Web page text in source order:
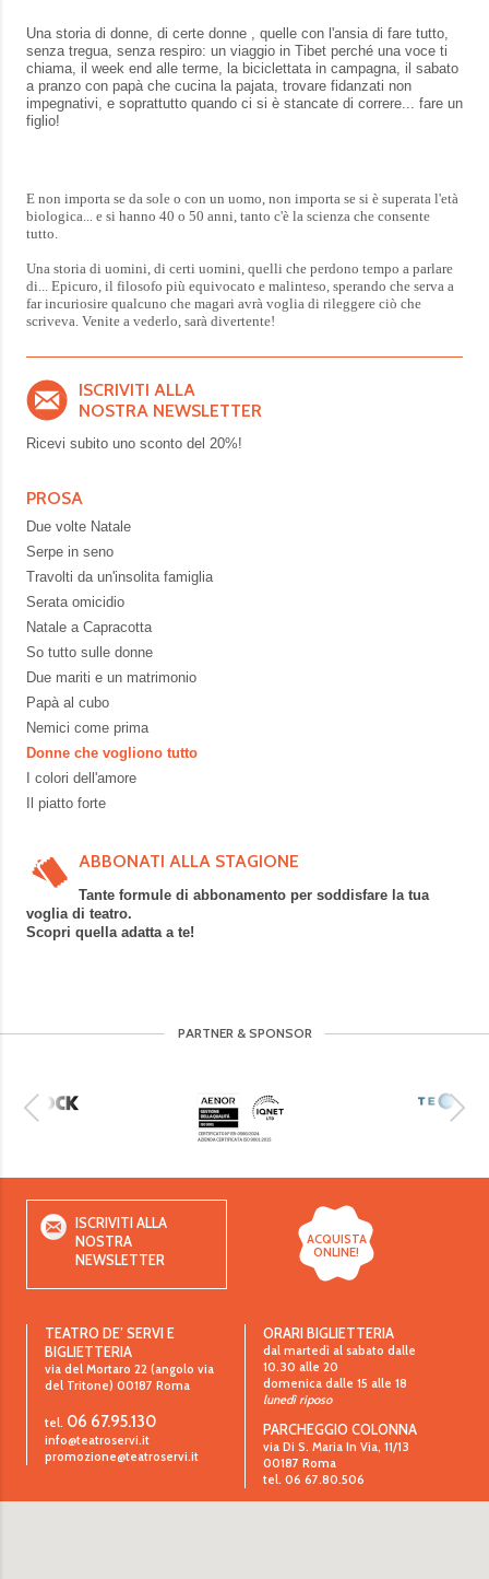
Una storia di donne, di certe donne , quelle con l'ansia di fare tutto,
senza tregua, senza respiro: un viaggio in Tibet perché una voce ti
chiama, il week end alle terme, la biciclettata in campagna, il sabato
a pranzo con papà che cucina la pajata, trovare fidanzati non
impegnativi, e soprattutto quando ci si è stancate di correre... fare un
figlio!
E non importa se da sole o con un uomo, non importa se si è superata l'età
biologica... e si hanno 40 o 50 anni, tanto c'è la scienza che consente
tutto.
Una storia di uomini, di certi uomini, quelli che perdono tempo a parlare
di... Epicuro, il filosofo più equivocato e malinteso, sperando che serva a
far incuriosire qualcuno che magari avrà voglia di rileggere ciò che
scriveva. Venite a vederlo, sarà divertente!
ISCRIVITI ALLA
NOSTRA NEWSLETTER
Ricevi subito uno sconto del 20%!
PROSA
Due volte Natale
Serpe in seno
Travolti da un'insolita famiglia
Serata omicidio
Natale a Capracotta
So tutto sulle donne
Due mariti e un matrimonio
Papà al cubo
Nemici come prima
Donne che vogliono tutto
I colori dell'amore
Il piatto forte
ABBONATI ALLA STAGIONE
Tante formule di abbonamento per soddisfare la tua
voglia di teatro.
Scopri quella adatta a te!
PARTNER & SPONSOR
ISCRIVITI ALLA
NOSTRA
NEWSLETTER
ACQUISTA
ONLINE!
TEATRO DE’ SERVI E
BIGLIETTERIA
via del Mortaro 22 (angolo via
del Tritone) 00187 Roma
tel. 06 67.95.130
info@teatroservi.it
promozione@teatroservi.it
ORARI BIGLIETTERIA
dal martedì al sabato dalle
10.30 alle 20
domenica dalle 15 alle 18
lunedì riposo
PARCHEGGIO COLONNA
via Di S. Maria In Via, 11/13
00187 Roma
tel. 06 67.80.506